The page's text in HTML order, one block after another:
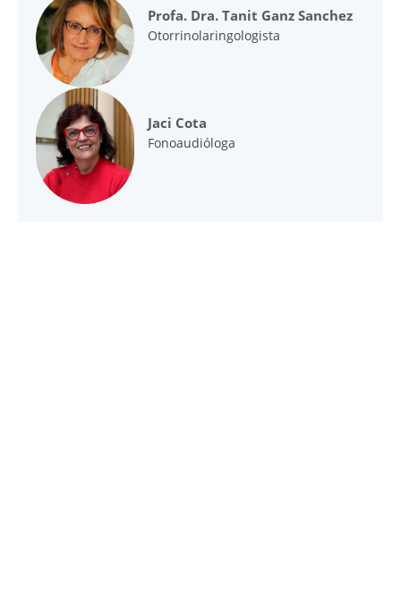
Profa. Dra. Tanit Ganz Sanchez
Otorrinolaringologista
Jaci Cota
Fonoaudióloga